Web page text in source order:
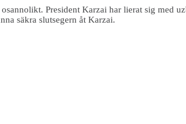
President Karzai har lierat sig med
säkra slutsegern åt Karzai.